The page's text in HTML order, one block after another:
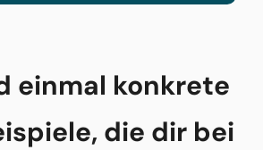
einmal konkrete
die dir bei